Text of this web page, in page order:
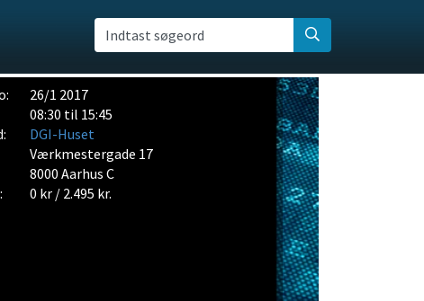
Indtast søgeord
26/1 2017
08:30 til 15:45
DGI-Huset
Værkmestergade 17
8000 Aarhus C
0 kr / 2.495 kr.